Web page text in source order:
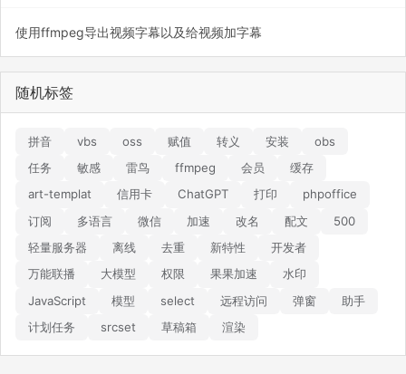
使用ffmpeg导出视频字幕以及给视频加字幕
随机标签
拼音 vbs oss 赋值 转义 安装
obs
任务
敏感 雷鸟 ffmpeg 会员
缓存
art-templat
信用卡 ChatGPT 打印
phpoffice
订阅
多语言 微信 加速 改名 配文
500
轻量服务器
离线 去重 新特性
开发者
万能联播
大模型 权限 果果加速
水印
JavaScript
模型 select 远程访问 弹窗
助手
计划任务
srcset 草稿箱 渲染